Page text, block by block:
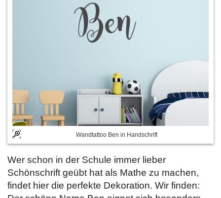
Wandtattoo Ben in Handschrift
Wer schon in der Schule immer lieber
Schönschrift geübt hat als Mathe zu machen,
findet hier die perfekte Dekoration. Wir finden: